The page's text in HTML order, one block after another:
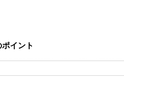
イント